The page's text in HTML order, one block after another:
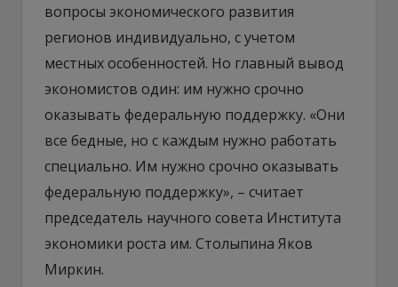
вопросы экономического развития
регионов индивидуально, с учетом
местных особенностей. Но главный вывод
экономистов один: им нужно срочно
оказывать федеральную поддержку. «Они
все бедные, но с каждым нужно работать
специально. Им нужно срочно оказывать
федеральную поддержку», – считает
председатель научного совета Института
экономики роста им. Столыпина Яков
Миркин.